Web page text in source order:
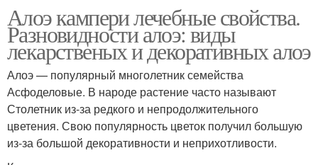
Алоэ кампери лечебные свойства.
Разновидности алоэ: виды
лекарственых и декоративных алоэ
Алоэ — популярный многолетник семейства
Асфоделовые. В народе растение часто называют
Столетник из-за редкого и непродолжительного
цветения. Свою популярность цветок получил большую
из-за большой декоративности и неприхотливости.